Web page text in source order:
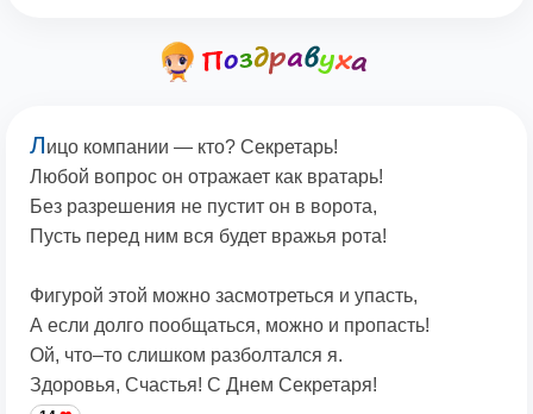
Лицо компании — кто? Секретарь!
Любой вопрос он отражает как вратарь!
Без разрешения не пустит он в ворота,
Пусть перед ним вся будет вражья рота!
Фигурой этой можно засмотреться и упасть,
А если долго пообщаться, можно и пропасть!
Ой, что–то слишком разболтался я.
Здоровья, Счастья! С Днем Секретаря!